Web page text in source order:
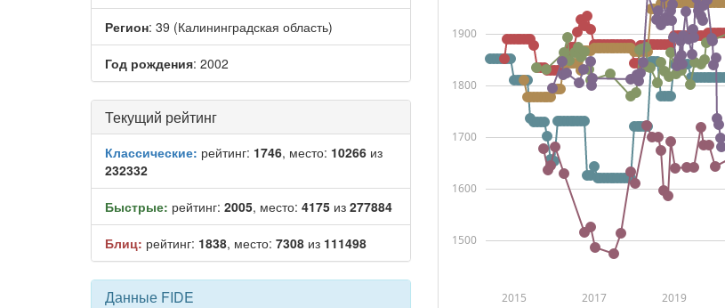
Регион: 39 (Калининградская область)
Год рождения: 2002
Текущий рейтинг
Классические: рейтинг: 1746, место: 10266 из
232332
Быстрые: рейтинг: 2005, место: 4175 из 277884
Блиц: рейтинг: 1838, место: 7308 из 111498
Данные FIDE 2015 2017 2019
1500
1600
1700
1800
1900